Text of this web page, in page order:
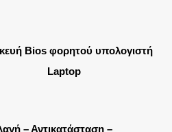
Bios φορητού υπολογιστή
Laptop
– Αντικατάσταση –